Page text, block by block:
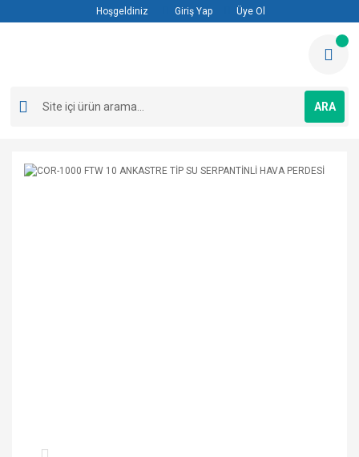
Hoşgeldiniz Giriş Yap Üye Ol
ARA